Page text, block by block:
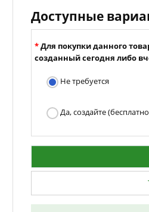
Доступные
Для покупки данного
созданный сегодня либо
Не требуется
Да, создайте